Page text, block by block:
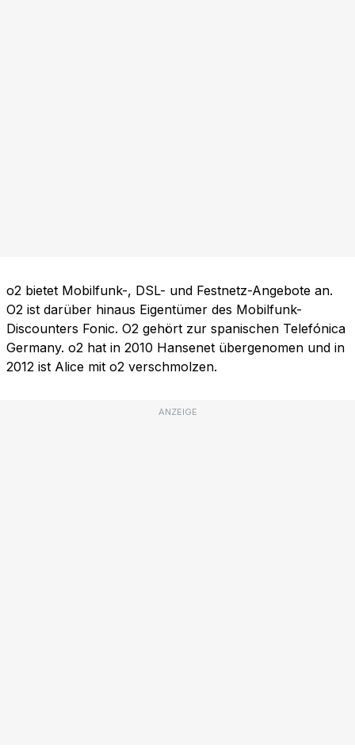
o2 bietet Mobilfunk-, DSL- und Festnetz-Angebote an.
O2 ist darüber hinaus Eigentümer des Mobilfunk-
Discounters Fonic. O2 gehört zur spanischen Telefónica
Germany. o2 hat in 2010 Hansenet übergenomen und in
2012 ist Alice mit o2 verschmolzen.
ANZEIGE